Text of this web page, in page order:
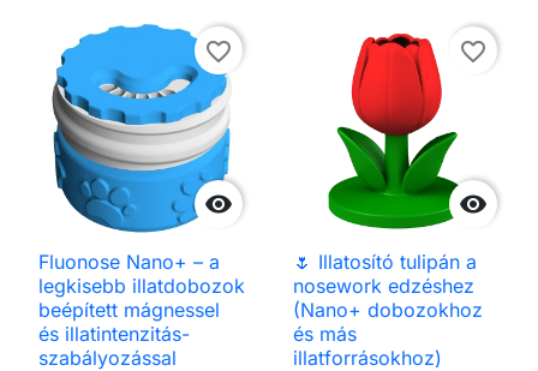

favorite_border
Fluonose Nano+ – a
legkisebb illatdobozok
beépített mágnessel
és illatintenzitás-
szabályozással

favorite_border
🌷 Illatosító tulipán a
nosework edzéshez
(Nano+ dobozokhoz
és más
illatforrásokhoz)